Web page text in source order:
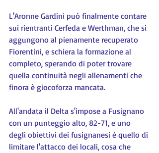
L'Aronne Gardini può finalmente contare
sui rientranti Cerfeda e Werthman, che si
aggungono al pienamente recuperato
Fiorentini, e schiera la formazione al
completo, sperando di poter trovare
quella continuità negli allenamenti che
finora è giocoforza mancata.
All'andata il Delta s'impose a Fusignano
con un punteggio alto, 82-71, e uno
degli obiettivi dei fusignanesi è quello di
limitare l'attacco dei locali, cosa che